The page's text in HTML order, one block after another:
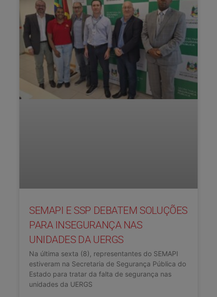
SEMAPI E SSP DEBATEM SOLUÇÕES
PARA INSEGURANÇA NAS
UNIDADES DA UERGS
Na última sexta (8), representantes do SEMAPI
estiveram na Secretaria de Segurança Pública do
Estado para tratar da falta de segurança nas
unidades da UERGS